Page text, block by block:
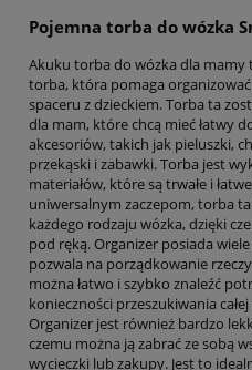
Pojemna torba do wózka
Akuku torba do wózka dla
torba, która pomaga
spaceru z dzieckiem. Torba ta
dla mam, które chcą mieć łatwy
akcesoriów, takich jak pieluszki,
przekąski i zabawki. Torba jest
materiałów, które są trwałe i
uniwersalnym zaczepom, torba
każdego rodzaju wózka, dzięki
pod ręką. Organizer posiada
pozwala na porządkowanie
można łatwo i szybko znaleźć
konieczności przeszukiwania
Organizer jest również bardzo
czemu można ją zabrać ze sobą
wycieczki lub zakupy. Jest to